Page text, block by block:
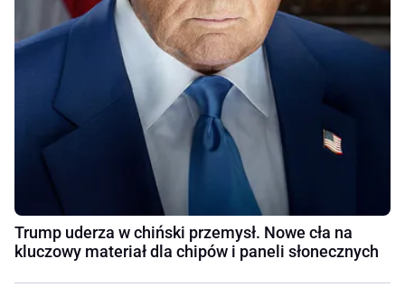
Trump uderza w chiński przemysł. Nowe cła na
kluczowy materiał dla chipów i paneli słonecznych